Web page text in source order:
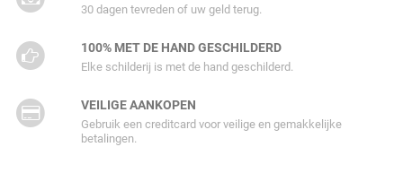
30 dagen tevreden of uw geld terug.
100% MET DE HAND GESCHILDERD
Elke schilderij is met de hand geschilderd.
VEILIGE AANKOPEN
Gebruik een creditcard voor veilige en gemakkelijke
betalingen.